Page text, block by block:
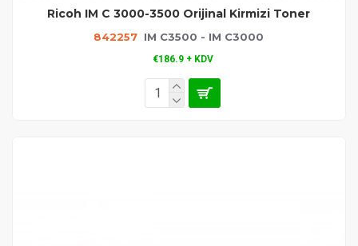
842257 IM C3500 - IM C3000
Ricoh IM C 3000-3500 Orijinal Kirmizi Toner
€186.9 + KDV